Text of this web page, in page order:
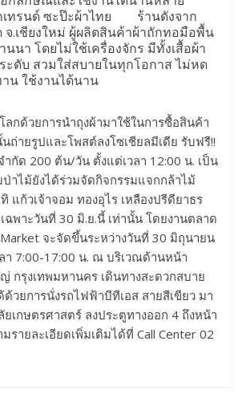
เทรนด์ ซะป๊ะผ้าไทย ร้านดังจาก
จ.เชียงใหม่ ผู้ผลิตสินค้าผ้าถักทอมือพื้น
นนา โดยไม่ใช้เครื่องจักร มีทั้งเสื้อผ้า
ะดับ สวมใส่สบายในทุกโอกาส ไม่หด
น ใช้งานได้นาน
ลกด้วยการนำถุงผ้ามาใช้ในการซื้อสินค้า
ถ่ายรูปและโพสต์ลงโซเชียลมีเดีย รับฟรี!!
กัด 200 ต้น/วัน ตั้งแต่เวลา 12:00 น. เป็น
าไม้ยังได้ร่วมจัดกิจกรรมแจกกล้าไม้
วเจ้าจอม ทองอุไร เหลืองปรีดียาธร
พาะวันที่ 30 มิ.ย.นี้ เท่านั้น โดยงานตลาด
จะจัดขึ้นระหว่างวันที่ 30 มิถุนายน
า 7:00-17:00 น. ณ บริเวณด้านหน้า
กรุงเทพมหานคร เดินทางสะดวกสบาย
วยการนั่งรถไฟฟ้าบีทีเอส สายสีเขียว มา
เกษตรศาสตร์ ลงประตูทางออก 4 ถึงหน้า
รายละเอียดเพิ่มเติมได้ที่ Call Center 02